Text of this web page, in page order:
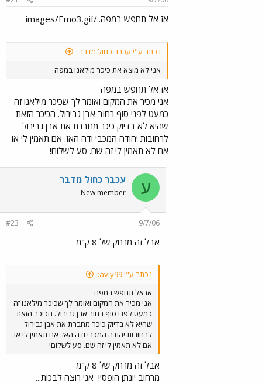
אז אל תחפש במפה../images/Emo3.gif
נכתב ע"י עכבר כחול מדבר:
אני לא מוצא את כיכר מילאנו במפה
אז אל תחפש במפה
אני מכיר את המקום ואומר לך שכיכר מילאנו זה
כמעט לפני סוף רחוב אבן גבירול. הכיכר הזאת
שהיא לא בדיוק כיכר מחברת את אבן גבירול
לרחובות יהודה המכבי ודה האז. אם תאמין לי או
אם לא תאמין לי זה שם. סע לשלום!
ע עכבר כחול מדבר
New member
9/7/06
#23
אבל זה מרחק של 8 ק"מ
נכתב ע"י aviy99:
אז אל תחפש במפה
אני מכיר את המקום ואומר לך שכיכר מילאנו זה
כמעט לפני סוף רחוב אבן גבירול. הכיכר הזאת
שהיא לא בדיוק כיכר מחברת את אבן גבירול
לרחובות יהודה המכבי ודה האז. אם תאמין לי או
אם לא תאמין לי זה שם. סע לשלום!
אבל זה מרחק של 8 ק"מ
מרחוב יונתן הופסי! אני רוצה לבכות...